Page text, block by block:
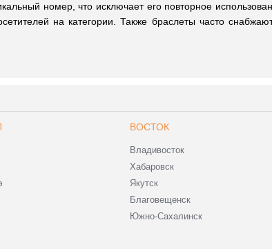
номер, что исключает его повторное
на категории. Также браслеты часто
ВОСТОК
Владивосток
Хабаровск
Якутск
Благовещенск
Южно-Сахалинск